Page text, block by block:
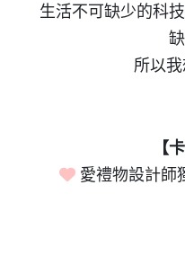
生活不可缺少的科
所以
【
愛禮物設計師